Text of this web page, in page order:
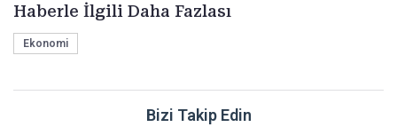
Haberle İlgili Daha Fazlası
Ekonomi
Bizi Takip Edin